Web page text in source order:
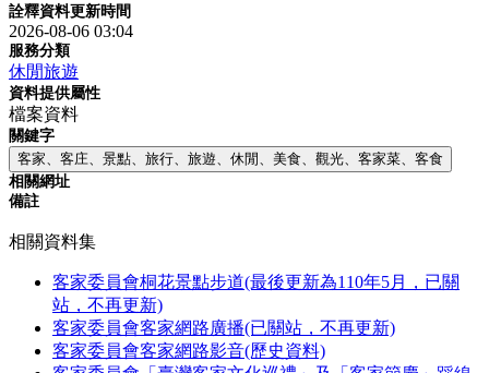
詮釋資料更新時間
2026-08-06 03:04
服務分類
休閒旅遊
資料提供屬性
檔案資料
關鍵字
客家、客庄、景點、旅行、旅遊、休閒、美食、觀光、客家菜、客食
相關網址
備註
相關資料集
客家委員會桐花景點步道(最後更新為110年5月，已關
站，不再更新)
客家委員會客家網路廣播(已關站，不再更新)
客家委員會客家網路影音(歷史資料)